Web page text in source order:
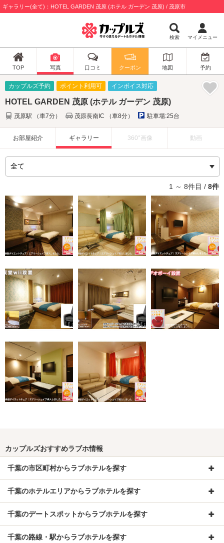
ギャラリー(全て)：HOTEL GARDEN 茂原 (ホテル ガーデン 茂原) / 茂原市
検索 マイメニュー
TOP 写真 口コミ クーポン 地図 予約
カップルズ予約 ポイント利用可 インボイス対応
HOTEL GARDEN 茂原 (ホテル ガーデン 茂原)
茂原駅 （車7分） 茂原長南IC （車8分） 駐車場:25台
お部屋紹介 ギャラリー 360°画像 動画
1 ～ 8件目 / 8件
カップルズおすすめラブホ情報
千葉の市区町村からラブホテルを探す
千葉のホテルエリアからラブホテルを探す
千葉のデートスポットからラブホテルを探す
千葉の路線・駅からラブホテルを探す